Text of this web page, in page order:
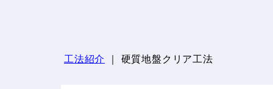
工法紹介 ｜ 硬質地盤クリア工法